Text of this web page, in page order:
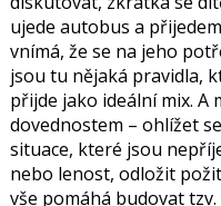
ujede autobus a
vnímá, že se na jeho
jsou tu nějaká pravidla,
přijde jako ideální mix. A
dovednostem – ohlížet
situace, které jsou
nebo lenost, odložit
vše pomáhá budovat